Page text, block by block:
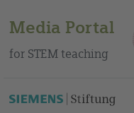
Media Portal
for STEM teaching
You can find this medium